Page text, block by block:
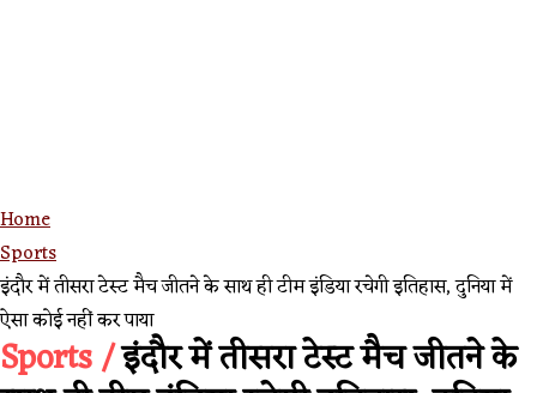
Home
Sports
इंदौर में तीसरा टेस्ट मैच जीतने के साथ ही टीम इंडिया रचेगी इतिहास, दुनिया में
ऐसा कोई नहीं कर पाया
Sports /इंदौर में तीसरा टेस्ट मैच जीतने के